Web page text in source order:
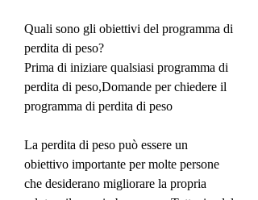
Quali sono gli obiettivi del programma di
perdita di peso?
Prima di iniziare qualsiasi programma di
perdita di peso,Domande per chiedere il
programma di perdita di peso
La perdita di peso può essere un
obiettivo importante per molte persone
che desiderano migliorare la propria